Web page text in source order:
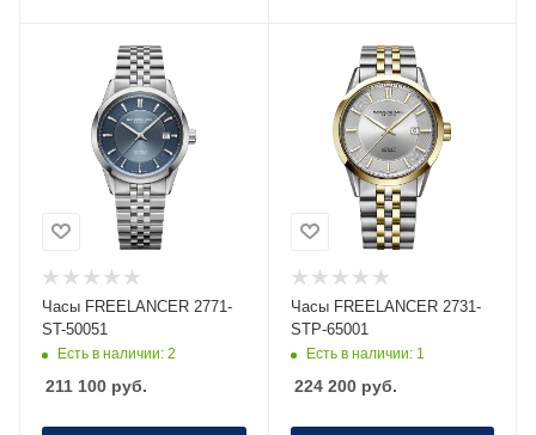
Часы FREELANCER 2771-
ST-50051
Есть в наличии: 2
211 100 руб.
Часы FREELANCER 2731-
STP-65001
Есть в наличии: 1
224 200руб.